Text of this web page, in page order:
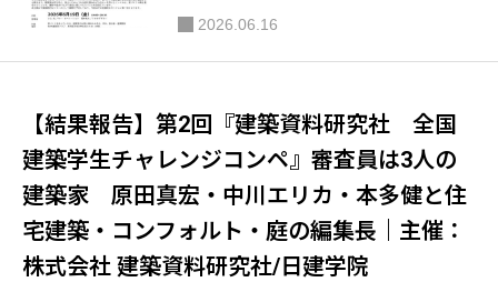
づくりトーク＃01］｜公益社団法人 日本
建築家協会（JIA）関東甲信越支部 住宅部
2026.06.16
【結果報告】第2回『建築資料研究社 全国
建築学生チャレンジコンペ』審査員は3人の
建築家 原田真宏・中川エリカ・本多健と住
宅建築・コンフォルト・庭の編集長｜主催：
株式会社 建築資料研究社/日建学院